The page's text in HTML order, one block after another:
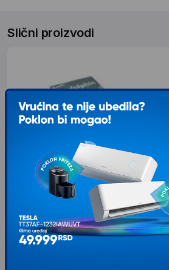
Slični proizvodi
DOLPHIN Papir Fotokopir A4/80g m2/
500 Lista za laser, inkjet i fotokopir
masine Ris papira (44387)
Tip DOLPHIN Papir Fotokopir A4/80g m2/ 500 Lista
za laser, inkjet i fotokopir masine Karakteristike
Listova u pakovanju: 500 Težine medija: 80 g/m2
Veličina...